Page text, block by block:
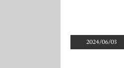
2024/06/03